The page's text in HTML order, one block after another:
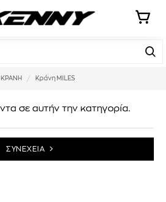
Κράνη MILES
σε αυτήν την κατηγορία.
ΣΥΝΕΧΕΙΑ